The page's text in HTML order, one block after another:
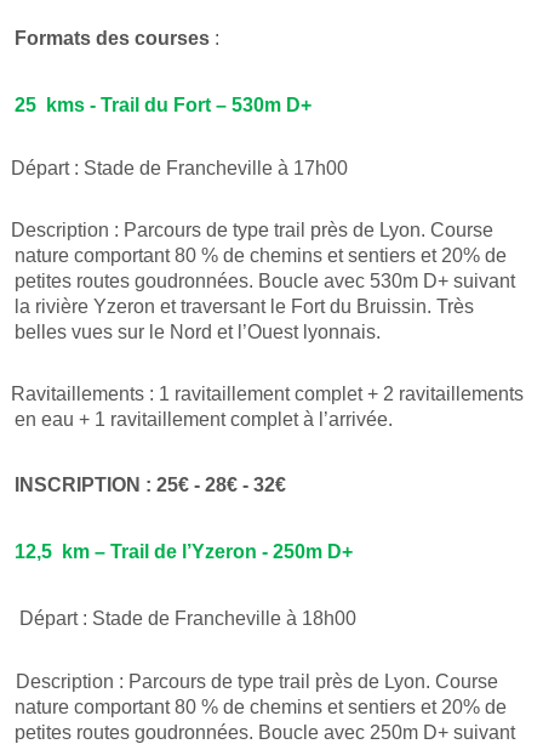
Formats des courses :
25 kms - Trail du Fort – 530m D+
Départ : Stade de Francheville à 17h00
Description : Parcours de type trail près de Lyon. Course
nature comportant 80 % de chemins et sentiers et 20% de
petites routes goudronnées. Boucle avec 530m D+ suivant
la rivière Yzeron et traversant le Fort du Bruissin. Très
belles vues sur le Nord et l’Ouest lyonnais.
: 1 ravitaillement complet + 2 ravitaillements
en eau + 1 ravitaillement complet à l’arrivée.
INSCRIPTION : 25€ - 28€ - 32€
12,5 km – Trail de l’Yzeron - 250m D+
Départ : Stade de Francheville à 18h00
Description : Parcours de type trail près de Lyon. Course
nature comportant 80 % de chemins et sentiers et 20% de
petites routes goudronnées. Boucle avec 250m D+ suivant